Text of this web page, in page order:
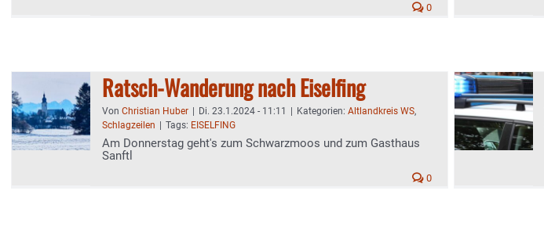
0
Ratsch-Wanderung nach Eiselfing
Von Christian Huber Di. 23.1.2024 - 11:11 Kategorien: Altlandkreis WS,
Schlagzeilen
Tags: EISELFING
Am Donnerstag geht's zum Schwarzmoos und zum Gasthaus
Sanftl
0